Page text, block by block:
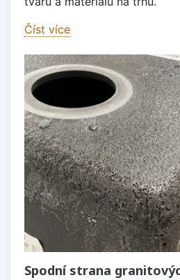
Číst více
Spodní strana